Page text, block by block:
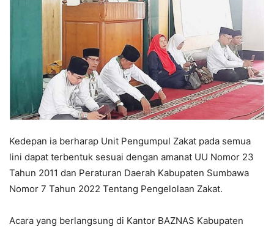
Kedepan ia berharap Unit Pengumpul Zakat pada semua
lini dapat terbentuk sesuai dengan amanat UU Nomor 23
Tahun 2011 dan Peraturan Daerah Kabupaten Sumbawa
Nomor 7 Tahun 2022 Tentang Pengelolaan Zakat.
Acara yang berlangsung di Kantor BAZNAS Kabupaten